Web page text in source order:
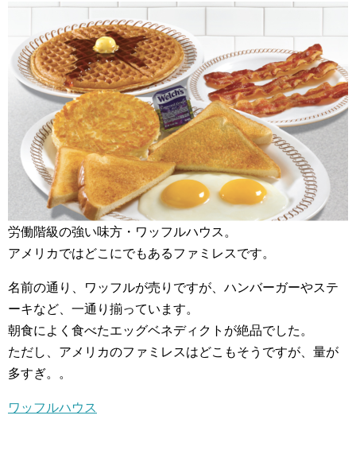
労働階級の強い味方・ワッフルハウス。
アメリカではどこにでもあるファミレスです。
名前の通り、ワッフルが売りですが、ハンバーガーやステ
ーキなど、一通り揃っています。
朝食によく食べたエッグベネディクトが絶品でした。
ただし、アメリカのファミレスはどこもそうですが、量が
多すぎ。。
ワッフルハウス